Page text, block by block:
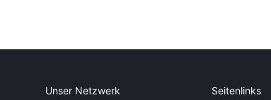
Unser Netzwerk Seitenlinks